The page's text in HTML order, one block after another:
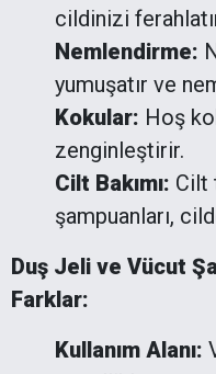
cildinizi
Nemlendirme:
yumuşatır ve
Kokular: Hoş
zenginleştirir.
Cilt Bakımı: Cilt
şampuanları,
Duş Jeli ve Vücut
Farklar:
Kullanım Alanı: